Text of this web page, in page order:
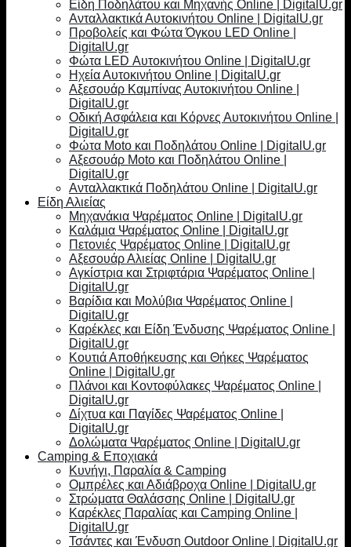
Είδη Ποδηλάτου και Μηχανής Online | DigitalU.gr
Ανταλλακτικά Αυτοκινήτου Online | DigitalU.gr
Προβολείς και Φώτα Όγκου LED Online |
DigitalU.gr
Φώτα LED Αυτοκινήτου Online | DigitalU.gr
Ηχεία Αυτοκινήτου Online | DigitalU.gr
Αξεσουάρ Καμπίνας Αυτοκινήτου Online |
DigitalU.gr
Οδική Ασφάλεια και Κόρνες Αυτοκινήτου Online |
DigitalU.gr
Φώτα Moto και Ποδηλάτου Online | DigitalU.gr
Αξεσουάρ Moto και Ποδηλάτου Online |
DigitalU.gr
Ανταλλακτικά Ποδηλάτου Online | DigitalU.gr
Είδη Αλιείας
Μηχανάκια Ψαρέματος Online | DigitalU.gr
Καλάμια Ψαρέματος Online | DigitalU.gr
Πετονιές Ψαρέματος Online | DigitalU.gr
Αξεσουάρ Αλιείας Online | DigitalU.gr
Αγκίστρια και Στριφτάρια Ψαρέματος Online |
DigitalU.gr
Βαρίδια και Μολύβια Ψαρέματος Online |
DigitalU.gr
Καρέκλες και Είδη Ένδυσης Ψαρέματος Online |
DigitalU.gr
Κουτιά Αποθήκευσης και Θήκες Ψαρέματος
Online | DigitalU.gr
Πλάνοι και Κοντοφύλακες Ψαρέματος Online |
DigitalU.gr
Δίχτυα και Παγίδες Ψαρέματος Online |
DigitalU.gr
Δολώματα Ψαρέματος Online | DigitalU.gr
Camping & Εποχιακά
Κυνήγι, Παραλία & Camping
Ομπρέλες και Αδιάβροχα Online | DigitalU.gr
Στρώματα Θαλάσσης Online | DigitalU.gr
Καρέκλες Παραλίας και Camping Online |
DigitalU.gr
Τσάντες και Ένδυση Outdoor Online | DigitalU.gr